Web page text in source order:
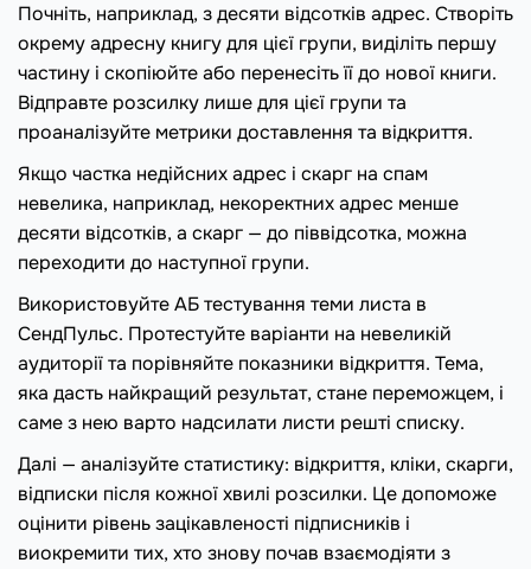
Почніть, наприклад, з десяти відсотків адрес. Створіть
окрему адресну книгу для цієї групи, виділіть першу
частину і скопіюйте або перенесіть її до нової книги.
Відправте розсилку лише для цієї групи та
проаналізуйте метрики доставлення та відкриття.
Якщо частка недійсних адрес і скарг на спам
невелика, наприклад, некоректних адрес менше
десяти відсотків, а скарг — до піввідсотка, можна
переходити до наступної групи.
Використовуйте АБ тестування теми листа в
СендПульс. Протестуйте варіанти на невеликій
аудиторії та порівняйте показники відкриття. Тема,
яка дасть найкращий результат, стане переможцем, і
саме з нею варто надсилати листи решті списку.
Далі — аналізуйте статистику: відкриття, кліки, скарги,
відписки після кожної хвилі розсилки. Це допоможе
оцінити рівень зацікавленості підписників і
виокремити тих, хто знову почав взаємодіяти з